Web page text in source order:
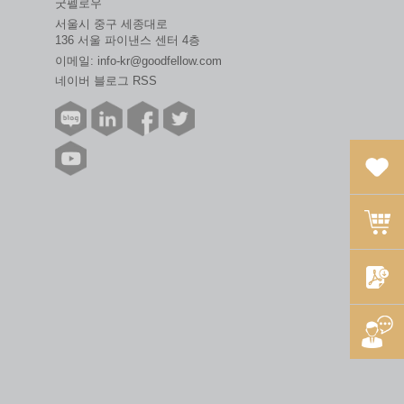
굿펠로우
서울시 중구 세종대로
136 서울 파이낸스 센터 4층
이메일: info-kr@goodfellow.com
네이버 블로그 RSS